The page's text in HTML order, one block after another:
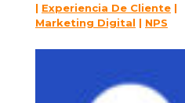
| Experiencia De Cliente |
Marketing Digital | NPS